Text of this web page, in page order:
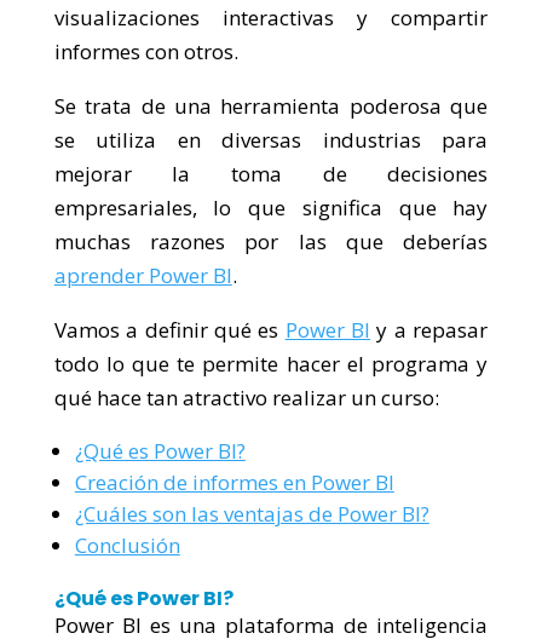
visualizaciones interactivas y compartir
informes con otros.
Se trata de una herramienta poderosa que
se utiliza en diversas industrias para
mejorar la toma de decisiones
empresariales, lo que significa que hay
muchas razones por las que deberías
aprender Power BI.
Vamos a definir qué es Power BI y a repasar
todo lo que te permite hacer el programa y
qué hace tan atractivo realizar un curso:
¿Qué es Power BI?
Creación de informes en Power BI
¿Cuáles son las ventajas de Power BI?
Conclusión
¿Qué es Power BI?
Power BI es una plataforma de inteligencia